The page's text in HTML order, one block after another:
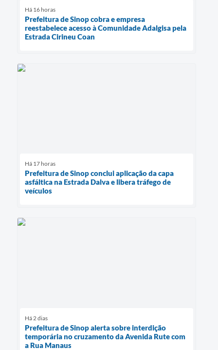
Há 16 horas
Prefeitura de Sinop cobra e empresa
reestabelece acesso à Comunidade Adalgisa pela
Estrada Cirineu Coan
Há 17 horas
Prefeitura de Sinop conclui aplicação da capa
asfáltica na Estrada Dalva e libera tráfego de
veículos
Há 2 dias
Prefeitura de Sinop alerta sobre interdição
temporária no cruzamento da Avenida Rute com
a Rua Manaus